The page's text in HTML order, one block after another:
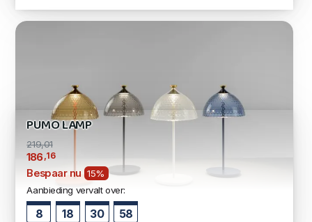
PUMO LAMP
219,01
186,16
Bespaar nu 15%
Aanbieding vervalt over:
8 18 30 57